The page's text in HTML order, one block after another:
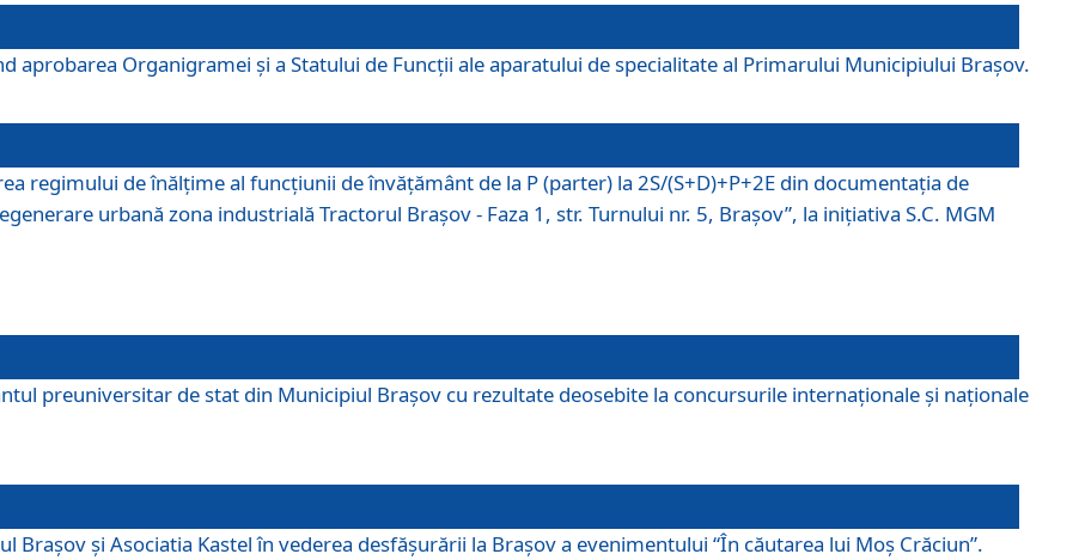
aprobarea Organigramei şi a Statului de Funcţii ale aparatului de specialitate al Primarului Municipiului Braşov.
regimului de înălţime al funcţiunii de învăţământ de la P (parter) la 2S/(S+D)+P+2E din documentaţia de
urbană zona industrială Tractorul Braşov - Faza 1, str. Turnului nr. 5, Braşov”, la iniţiativa S.C. MGM
preuniversitar de stat din Municipiul Brașov cu rezultate deosebite la concursurile internaționale și naționale
și Asociatia Kastel în vederea desfăşurării la Brașov a evenimentului “În căutarea lui Moș Crăciun”.